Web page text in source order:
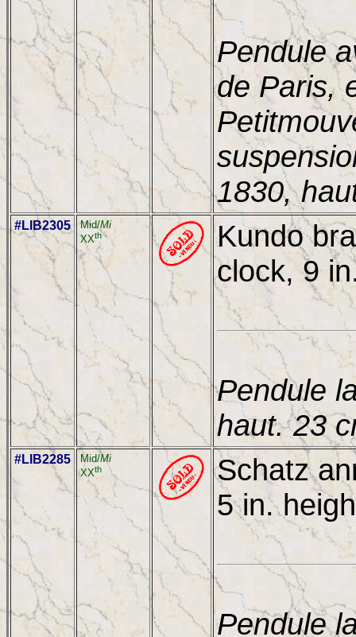
Pendule
de Paris,
1830,
#LIB2305 Mid/Mi
XXth
Kundo
clock, 9
Pendule
haut. 23
#LIB2285 Mid/Mi
XXth
Schatz
5 in.
Pendule